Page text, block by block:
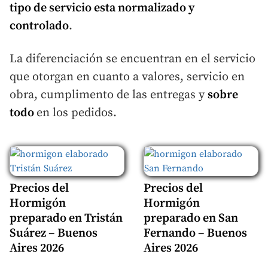
tipo de servicio esta normalizado y
controlado.
La diferenciación se encuentran en el servicio
que otorgan en cuanto a valores, servicio en
obra, cumplimento de las entregas ysobre
todo en los pedidos.
Precios del
Hormigón
preparado en Tristán
Suárez – Buenos
Aires 2026
Precios del
Hormigón
preparado en San
Fernando – Buenos
Aires 2026